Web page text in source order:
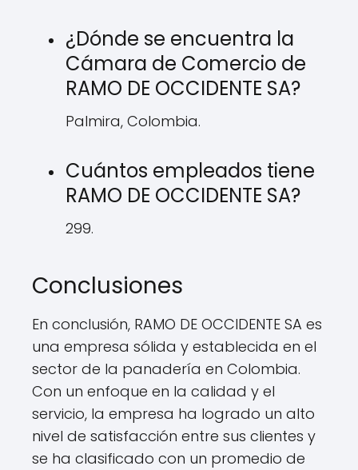
¿Dónde se encuentra la
Cámara de Comercio de
RAMO DE OCCIDENTE SA?
Palmira, Colombia.
Cuántos empleados tiene
RAMO DE OCCIDENTE SA?
299.
Conclusiones
En conclusión, RAMO DE OCCIDENTE SA es
una empresa sólida y establecida en el
sector de la panadería en Colombia.
Con un enfoque en la calidad y el
servicio, la empresa ha logrado un alto
nivel de satisfacción entre sus clientes y
se ha clasificado con un promedio de